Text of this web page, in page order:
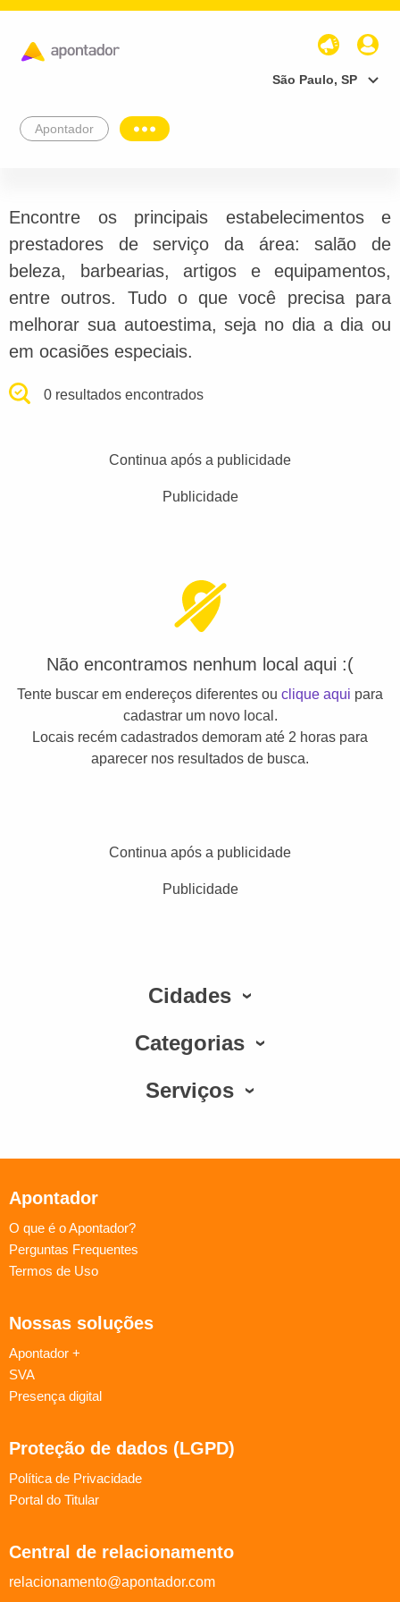
São Paulo, SP
Apontador
Encontre os principais estabelecimentos e
prestadores de serviço da área: salão de
beleza, barbearias, artigos e equipamentos,
entre outros. Tudo o que você precisa para
melhorar sua autoestima, seja no dia a dia ou
em ocasiões especiais.
0 resultados encontrados
Continua após a publicidade
Publicidade
Não encontramos nenhum local aqui :(
Tente buscar em endereços diferentes ou clique aqui para
cadastrar um novo local.
Locais recém cadastrados demoram até 2 horas para
aparecer nos resultados de busca.
Continua após a publicidade
Publicidade
Cidades
Categorias
Serviços
Apontador
O que é o Apontador?
Perguntas Frequentes
Termos de Uso
Nossas soluções
Apontador +
SVA
Presença digital
Proteção de dados (LGPD)
Política de Privacidade
Portal do Titular
Central de relacionamento
relacionamento@apontador.com